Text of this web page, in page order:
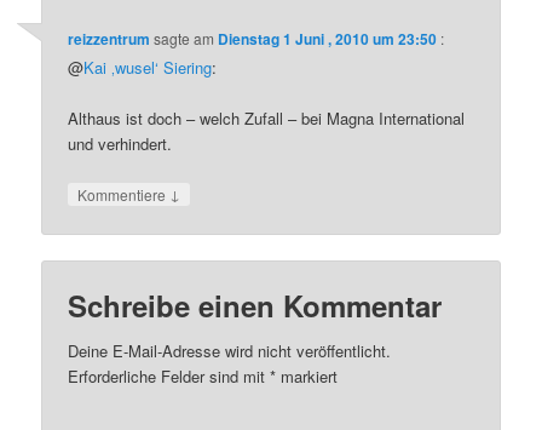
reizzentrum sagte am Dienstag 1 Juni , 2010 um 23:50 :
@Kai ‚wusel‘ Siering:
Althaus ist doch – welch Zufall – bei Magna International
und verhindert.
Kommentiere ↓
Schreibe einen Kommentar
Deine E-Mail-Adresse wird nicht veröffentlicht.
Erforderliche Felder sind mit* markiert